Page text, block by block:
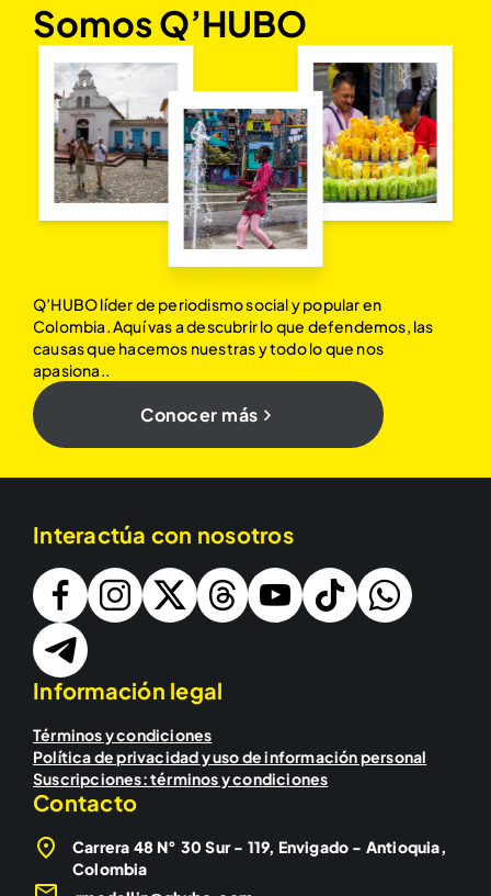
Somos Q’HUBO
Q’HUBO líder de periodismo social y popular en
Colombia. Aquí vas a descubrir lo que defendemos, las
causas que hacemos nuestras y todo lo que nos
apasiona..
Conocer más
Interactúa con nosotros
Información legal
Términos y condiciones
Política de privacidad y uso de información personal
Suscripciones: términos y condiciones
Contacto
Carrera 48 N° 30 Sur - 119, Envigado - Antioquia,
Colombia